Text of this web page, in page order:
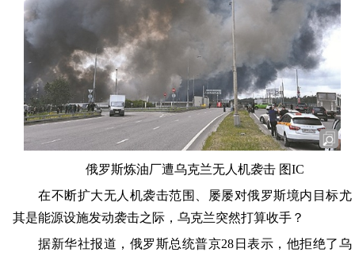
俄罗斯炼油厂遭乌克兰无人机袭击 图IC
在不断扩大无人机袭击范围、屡屡对俄罗斯境内目标尤
其是能源设施发动袭击之际，乌克兰突然打算收手？
据新华社报道，俄罗斯总统普京28日表示，他拒绝了乌